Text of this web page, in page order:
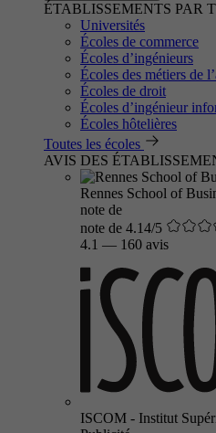
ÉTABLISSEMENTS PAR
Universités
Écoles de commerce
Écoles d’ingénieurs
Écoles des métiers de
Écoles de droit
Écoles d’ingénieur
Écoles hôtelières
Toutes les écoles
AVIS DES
Rennes School of
note de
note de 4.14/5
4.1 — 160 avis
ISCOM - Institut